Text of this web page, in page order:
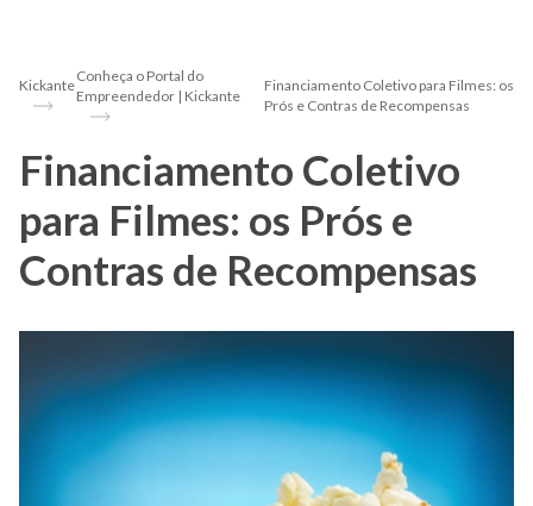
Kickante
Conheça o Portal do
Empreendedor | Kickante
Financiamento Coletivo para Filmes: os
Prós e Contras de Recompensas
Financiamento Coletivo
para Filmes: os Prós e
Contras de Recompensas